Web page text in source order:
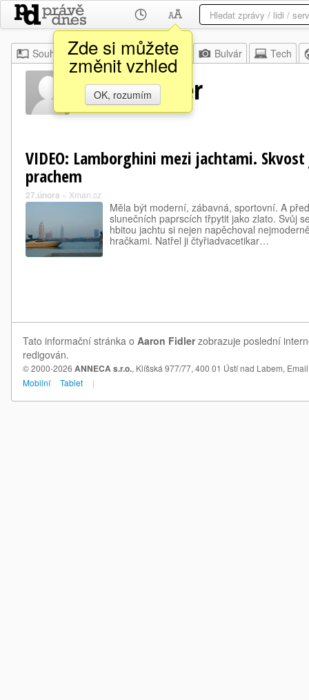
Zde si můžete
změnit vzhled
OK, rozumím
Souhrn Moje Z domova Bulvár Tech
Aaron Fidler
VIDEO: Lamborghini mezi jachtami.
prachem
27.února » Xman.cz
Měla být moderní, zábavná, sportovní. A
slunečních paprscích třpytit jako zlato. Svůj
hbitou jachtu si nejen napěchoval
hračkami. Natřel ji čtyřiadvacetikar…
Tato informační stránka o Aaron Fidlerzobrazuje poslední
redigován.
© 2000-2026 ANNECA s.r.o., Klíšská 977/77, 400 01 Ústí nad Labem,
Mobilní
Tablet |